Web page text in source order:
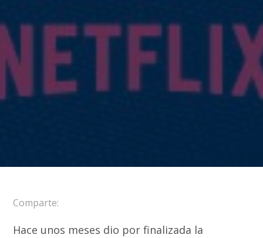
Comparte:
Hace unos meses dio por finalizada la